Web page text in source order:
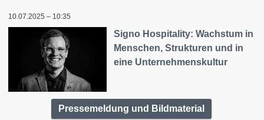
10.07.2025 – 10:35
Signo Hospitality: Wachstum in
Menschen, Strukturen und in
eine Unternehmenskultur
Pressemeldung und Bildmaterial